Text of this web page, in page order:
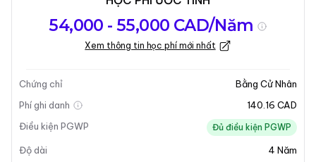
chương trình
Học
Kỳ nhập học
Cập nhật lần cuối vào 05-01-2026
Tổng quan về chương trình
Tổng Quan Chương Trình
Chương trình Cử Nhân Nghiên Cứu Tây Ban Nhatại
54,000 - 55,000 CAD/Năm
Xem thông tin học phí mới nhất
Chứng chỉ
Bằng Cử Nhân
Phí ghi danh
140.16 CAD
Điều kiện PGWP
Đủ điều kiện PGWP
Độ dài 4 Năm